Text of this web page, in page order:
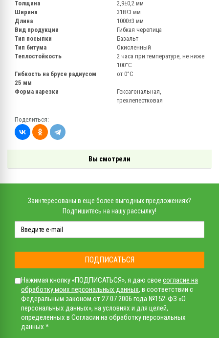
Толщина
2,9±0,2 мм
Ширина
318±3 мм
Длина
1000±3 мм
Вид продукции
Гибкая черепица
Тип посыпки
Базальт
Тип битума
Окисленный
Теплостойкость
2 часа при температуре, не ниже
100°С
Гибкость на брусе радиусом
25 мм
от 0°С
Форма нарезки
Гексагональная,
трехлепестковая
Поделиться:
Вы смотрели
Заинтересованы в еще более выгодных предложениях?
Подпишитесь на нашу рассылку!
ПОДПИСАТЬСЯ
Нажимая кнопку «ПОДПИСАТЬСЯ», я даю свое согласие на
обработку моих персональных данных, в соответствии с
Федеральным законом от 27.07.2006 года №152-ФЗ «О
персональных данных», на условиях и для целей,
определенных в Согласии на обработку персональных
данных *